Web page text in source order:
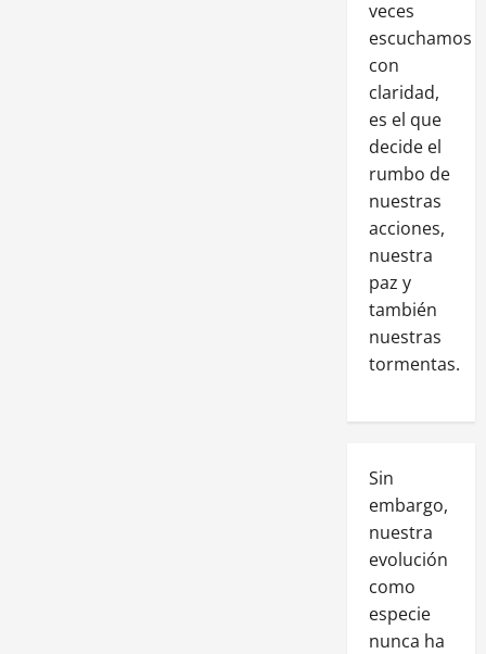
veces
escuchamos
con
claridad,
es el que
decide el
rumbo de
nuestras
acciones,
nuestra
paz y
también
nuestras
tormentas.
Sin
embargo,
nuestra
evolución
como
especie
nunca ha